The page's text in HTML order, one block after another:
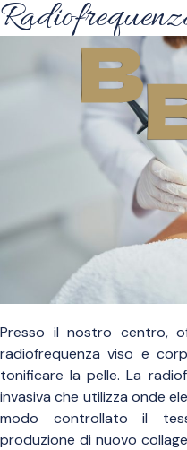
Presso il nostro centro,
radiofrequenza viso e
tonificare la pelle. La
invasiva che utilizza onde
modo controllato il
produzione di nuovo